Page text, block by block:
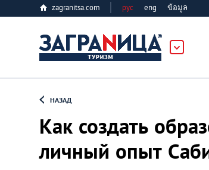
zagranitsa.com рус eng ข้อมูล
НАЗАД
Как создать
личный опыт